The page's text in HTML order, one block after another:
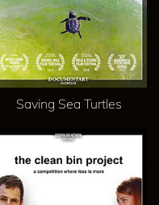
Saving Sea Turtles